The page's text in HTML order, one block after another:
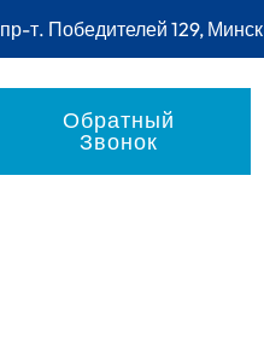
пр-т. Победителей 129, Минск
Обратный
Звонок